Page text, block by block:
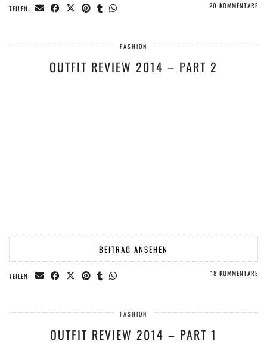
TEILEN: 20 KOMMENTARE
FASHION
OUTFIT REVIEW 2014 – PART 2
BEITRAG ANSEHEN
TEILEN: 18 KOMMENTARE
FASHION
OUTFIT REVIEW 2014 – PART 1